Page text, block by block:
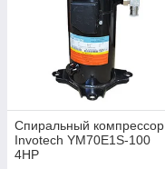
Спиральный компрессор
Invotech YM70E1S-100
4HP